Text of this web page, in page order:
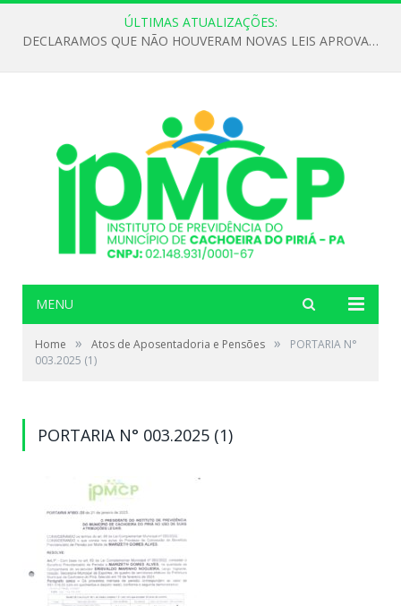
ÚLTIMAS ATUALIZAÇÕES:
DECLARAMOS QUE NÃO HOUVERAM NOVAS LEIS APROVADAS ATÉ O MOMENTO PARA O INSTITUTO DE PREVIDÊNCIA NO ANO DE 2026
MENU
Home » Atos de Aposentadoria e Pensões »
PORTARIA N°
003.2025 (1)
PORTARIA N° 003.2025 (1)